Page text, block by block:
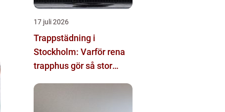
17 juli 2026
Trappstädning i
Stockholm: Varför rena
trapphus gör så stor